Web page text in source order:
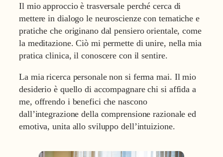
Il mio approccio è trasversale perché cerca di
mettere in dialogo le neuroscienze con tematiche e
pratiche che originano dal pensiero orientale, come
la meditazione. Ciò mi permette di unire, nella mia
pratica clinica, il conoscere con il sentire.
La mia ricerca personale non si ferma mai. Il mio
desiderio è quello di accompagnare chi si affida a
me, offrendo i benefici che nascono
dall’integrazione della comprensione razionale ed
emotiva, unita allo sviluppo dell’intuizione.